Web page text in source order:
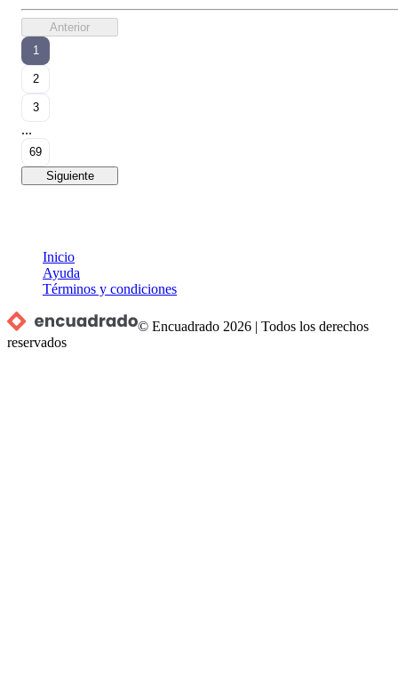
Anterior
1
2
3
...
69
Siguiente
Inicio
Ayuda
Términos y condiciones
© Encuadrado 2026 |Todos los derechos
reservados